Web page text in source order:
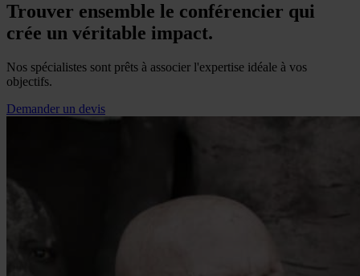
Trouver ensemble le conférencier qui
crée un véritable impact.
Nos spécialistes sont prêts à associer l'expertise idéale à vos
objectifs.
Demander un devis